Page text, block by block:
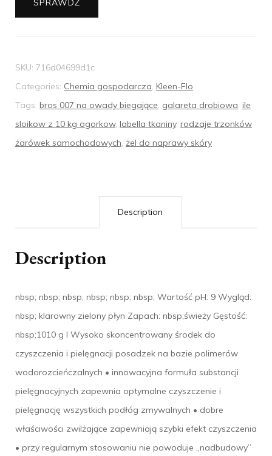
SPRAWDŹ
SKU: 716d04699d1c
Categories: Chemia gospodarcza, Kleen-Flo
Tags: bros 007 na owady biegające, galareta drobiowa, ile
sloikow z 10 kg ogorkow, labella tkaniny, rodzaje trzonków
żarówek samochodowych, żel do naprawy skóry
Description
Description
nbsp; nbsp; nbsp; nbsp; nbsp; nbsp; Wartość pH: 9 Wygląd:
nbsp; klarowny zielony płyn Zapach: nbsp;świeży Gęstość:
nbsp;1010 g l Wysoko skoncentrowany środek do
czyszczenia i pielęgnacji posadzek na bazie polimerów
wodorozcieńczalnych • innowacyjna formuła substancji
pielęgnacyjnych zapewnia optymalne czyszczenie i
pielęgnację wszystkich podłóg zmywalnych • dobre
właściwości zwilżające zapewniają szybki efekt czyszczenia
• przy regularnym stosowaniu nie powoduje „nadbudowy”